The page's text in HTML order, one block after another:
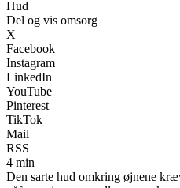
Hud
Del og vis omsorg
X
Facebook
Instagram
LinkedIn
YouTube
Pinterest
TikTok
Mail
RSS
4 min
Den sarte hud omkring øjnene